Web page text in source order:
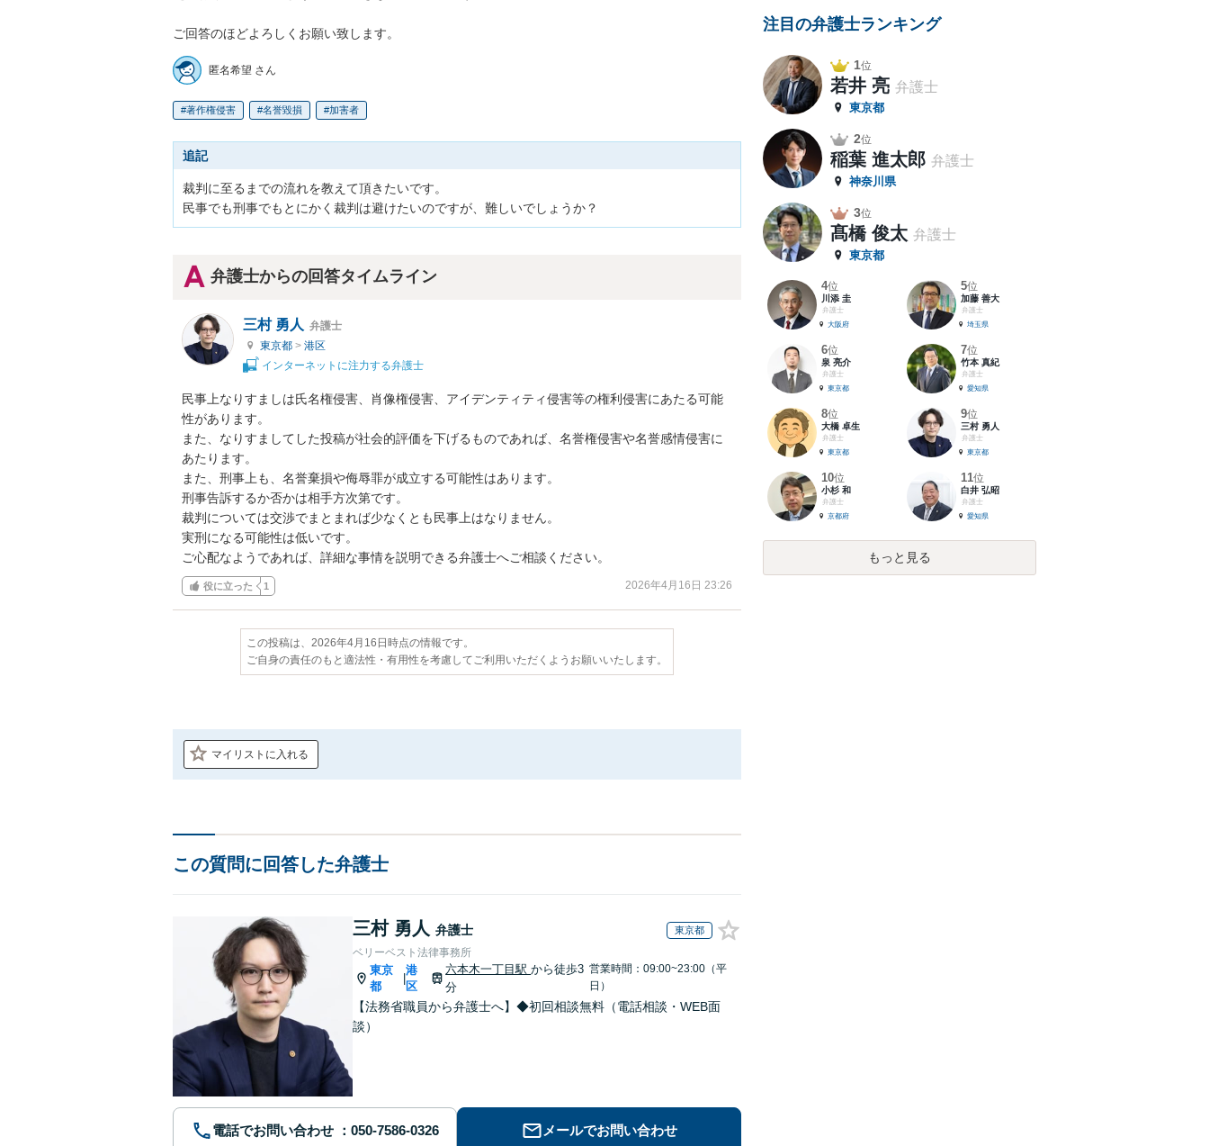
ご回答のほどよろしくお願い致します。
匿名希望 さん
著作権侵害 名誉毀損 加害者
追記
裁判に至るまでの流れを教えて頂きたいです。
民事でも刑事でもとにかく裁判は避けたいのですが、難しいでしょうか？
弁護士からの回答タイムライン
三村 勇人 弁護士
東京都 > 港区
インターネットに注力する弁護士
民事上なりすましは氏名権侵害、肖像権侵害、アイデンティティ侵害等の権利侵害にあたる可能
性があります。
また、なりすましてした投稿が社会的評価を下げるものであれば、名誉権侵害や名誉感情侵害に
あたります。
また、刑事上も、名誉棄損や侮辱罪が成立する可能性はあります。
刑事告訴するか否かは相手方次第です。
裁判については交渉でまとまれば少なくとも民事上はなりません。
実刑になる可能性は低いです。
ご心配なようであれば、詳細な事情を説明できる弁護士へご相談ください。
役に立った 1 2026年4月16日 23:26
この投稿は、2026年4月16日時点の情報です。
ご自身の責任のもと適法性・有用性を考慮してご利用いただくようお願いいたします。
マイリストに入れる
この質問に回答した弁護士
三村 勇人 弁護士 東京都
ベリーベスト法律事務所
東京
都
|
港
区
六本木一丁目駅から徒歩3
分
営業時間：09:00~23:00（平
日）
【法務省職員から弁護士へ】◆初回相談無料（電話相談・WEB面
談）
電話でお問い合わせ メールでお問い合わせ
注目の弁護士ランキング
1位
若井 亮 弁護士
東京都
2位
稲葉 進太郎 弁護士
神奈川県
3位
髙橋 俊太 弁護士
東京都
4位
川添 圭
弁護士
大阪府
5位
加藤 善大
弁護士
埼玉県
6位
泉 亮介
弁護士
東京都
7位
竹本 真紀
弁護士
愛知県
8位
大橋 卓生
弁護士
東京都
9位
三村 勇人
弁護士
東京都
10位
小杉 和
弁護士
京都府
11位
白井 弘昭
弁護士
愛知県
もっと見る